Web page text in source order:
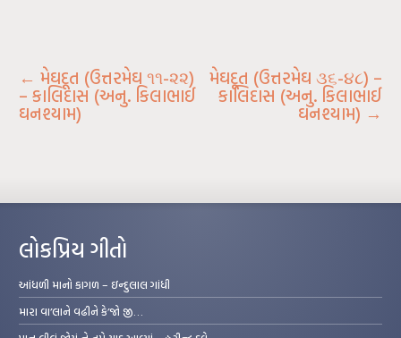
← મેઘદૂત (ઉત્તરમેઘ ૧૧-૨૨)
– કાલિદાસ (અનુ. કિલાભાઈ
ઘનશ્યામ)
મેઘદૂત (ઉત્તરમેઘ ૩૬-૪૮) –
કાલિદાસ (અનુ. કિલાભાઈ
ઘનશ્યામ) →
લોકપ્રિય ગીતો
આંધળી માનો કાગળ – ઇન્દુલાલ ગાંધી
મારા વા’લાને વઢીને કે’જો જી…